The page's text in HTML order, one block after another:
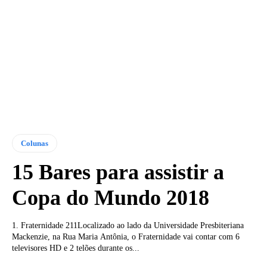
Colunas
15 Bares para assistir a
Copa do Mundo 2018
1. Fraternidade 211Localizado ao lado da Universidade Presbiteriana
Mackenzie, na Rua Maria Antônia, o Fraternidade vai contar com 6
televisores HD e 2 telões durante os...